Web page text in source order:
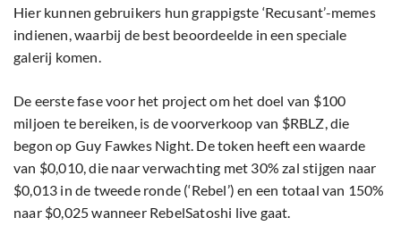
Hier kunnen gebruikers hun grappigste ‘Recusant’-memes
indienen, waarbij de best beoordeelde in een speciale
galerij komen.
De eerste fase voor het project om het doel van $100
miljoen te bereiken, is de voorverkoop van $RBLZ, die
begon op Guy Fawkes Night. De token heeft een waarde
van $0,010, die naar verwachting met 30% zal stijgen naar
$0,013 in de tweede ronde (‘Rebel’) en een totaal van 150%
naar $0,025 wanneer RebelSatoshi live gaat.